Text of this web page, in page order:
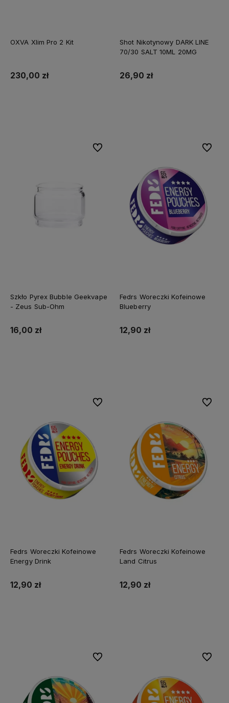
OXVA Xlim Pro 2 Kit
230,00 zł
Shot Nikotynowy DARK LINE
70/30 SALT 10ML 20MG
26,90 zł
Szkło Pyrex Bubble Geekvape
- Zeus Sub-Ohm
16,00 zł
Do ulubionych
Fedrs Woreczki Kofeinowe
Blueberry
12,90 zł
Do
Fedrs Woreczki Kofeinowe
Energy Drink
12,90 zł
Do ulubionych
Fedrs Woreczki Kofeinowe
Land Citrus
12,90 zł
Do
Do ulubionych Do